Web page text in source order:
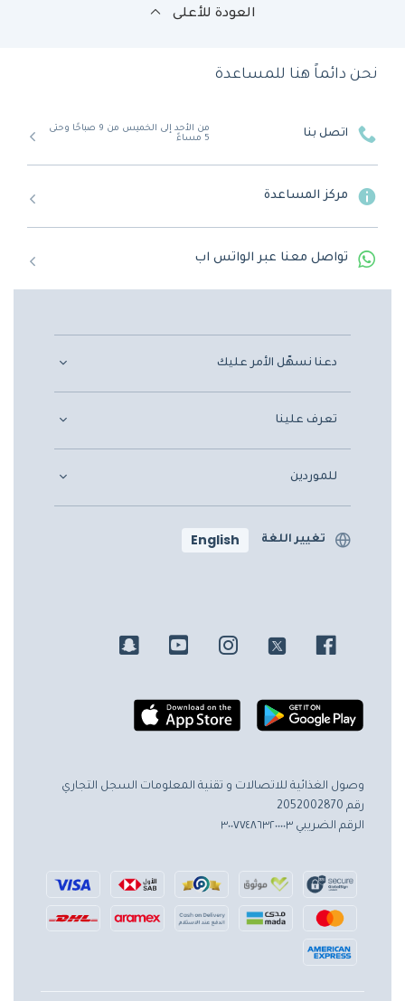
العودة للأعلى
نحن دائماً هنا للمساعدة
اتصل بنا
من الأحد إلى الخميس من 9 صباحًا وحتى
5 مساءً
مركز المساعدة
تواصل معنا عبر الواتس اب
دعنا نسهّل الأمر عليك
تعرف علينا
للموردين
تغيير اللغة English
وصول الغذائية للاتصالات و تقنية المعلومات السجل التجاري
رقم 2052002870
الرقم الضريبي ٣٠٠٧٧٤٨٦٣٢٠٠٠٠٣